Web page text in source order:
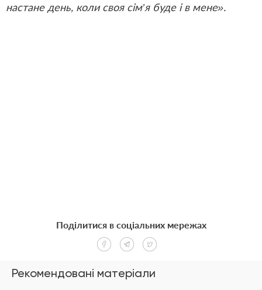
настане день, коли своя сім’я буде і в мене».
Рекомендовані матеріали
Поділитися в соціальних мережах